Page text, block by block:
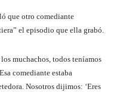
que otro comediante
el episodio que ella grabó.
muchachos, todos teníamos
comediante estaba
Nosotros dijimos: ‘Eres